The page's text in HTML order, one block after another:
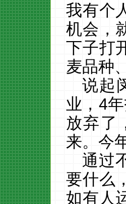
我有个
机会，
下子打
麦品种
说起
业，4
放弃了
来。今
通过
要什么
如有人